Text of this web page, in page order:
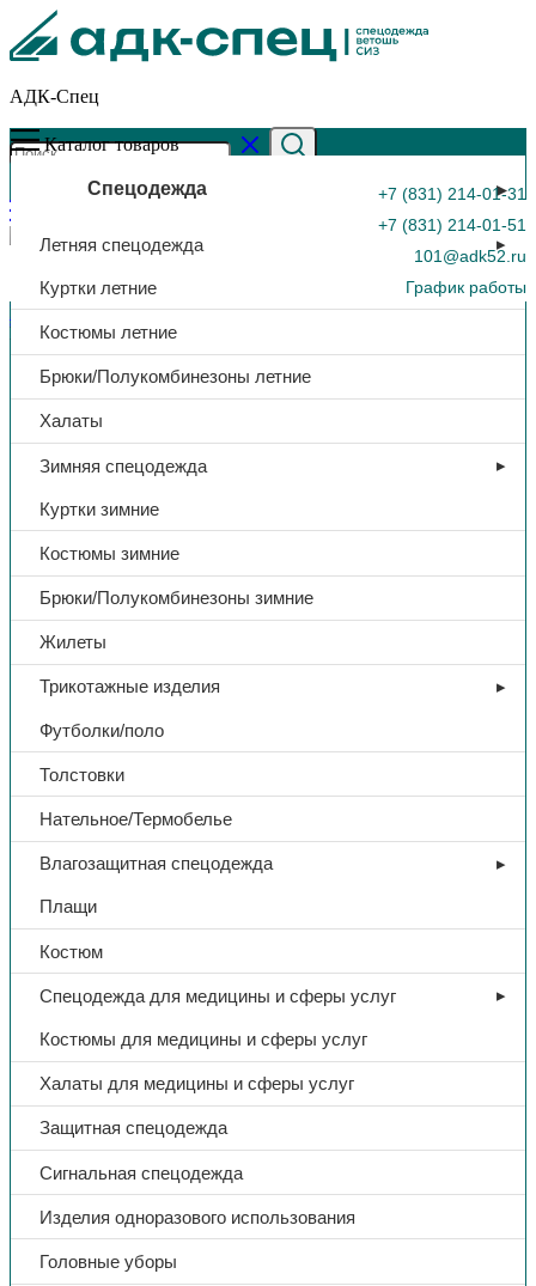
АДК-Спец
+7 (831) 214-01-31
+7 (831) 214-01-51
101@adk52.ru
График работы
0
Каталог товаров
Спецодежда
Летняя спецодежда
Куртки летние
Костюмы летние
Брюки/Полукомбинезоны летние
Халаты
Зимняя спецодежда
Куртки зимние
Костюмы зимние
Брюки/Полукомбинезоны зимние
Жилеты
Трикотажные изделия
Футболки/поло
Толстовки
Нательное/Термобелье
Влагозащитная спецодежда
Плащи
Костюм
Спецодежда для медицины и сферы услуг
Костюмы для медицины и сферы услуг
Халаты для медицины и сферы услуг
Защитная спецодежда
Сигнальная спецодежда
Изделия одноразового использования
Головные уборы
Главная страница»Каталог»Полукомбинезон Brodeks
KS402, черный